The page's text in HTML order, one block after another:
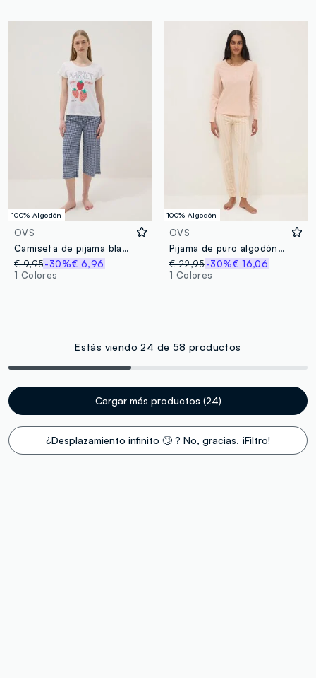
100% Algodón
OVS
Camiseta de pijama blanca de puro algodón, ajuste regular con fresas
€ 9,95-30%€ 6,96
1 Colores
100% Algodón
OVS
Pijama de puro algodón rosa con ajuste regular y escote serafino
€ 22,95 -30%€ 16,06
1 Colores
Estás viendo 24 de 58 productos
Cargar más productos (24)
¿Desplazamiento infinito 🙄 ? No, gracias. ¡Filtro!